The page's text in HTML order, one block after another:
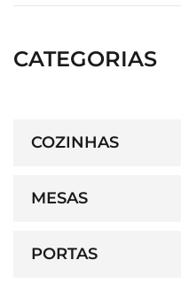
CATEGORIAS
COZINHAS
MESAS
PORTAS